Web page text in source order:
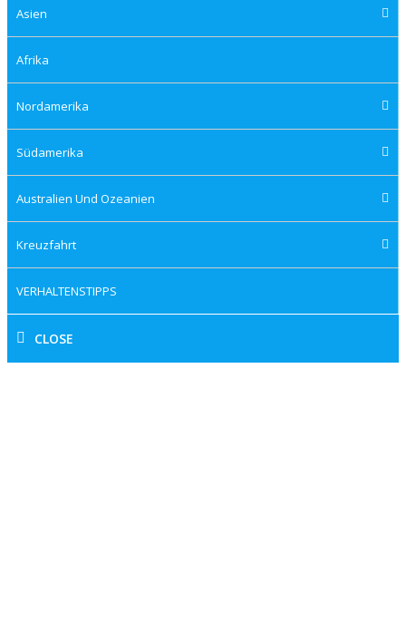
Asien
Afrika
Nordamerika
Südamerika
Australien Und Ozeanien
Kreuzfahrt
VERHALTENSTIPPS
CLOSE